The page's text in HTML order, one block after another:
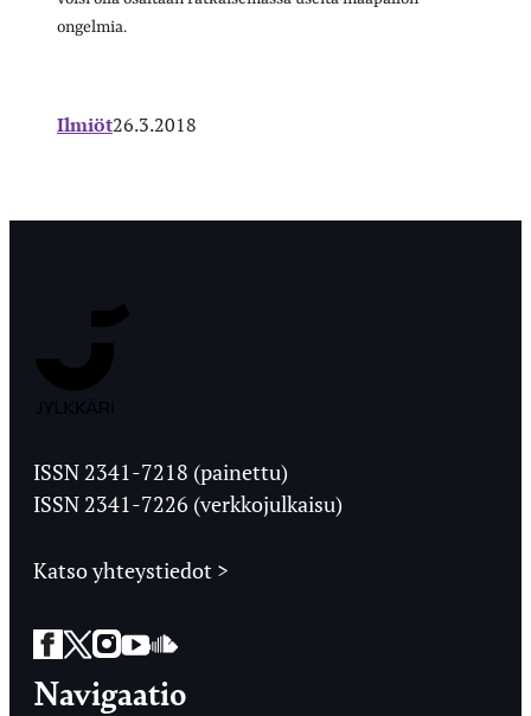
ongelmia.
Ilmiöt26.3.2018
Ylioppilaslehti
ISSN 2341-7218 (painettu)
ISSN 2341-7226 (verkkojulkaisu)
Katso yhteystiedot >
Facebook
Twitter
Instagram
YouTube
SoundCloud
Navigaatio